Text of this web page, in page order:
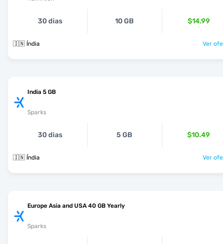
30 dias 10 GB $14.99
🇮🇳 Índia Ver
India 5 GB
Sparks
30 dias 5 GB $10.49
🇮🇳 Índia Ver
Europe Asia and USA 40 GB Yearly
Sparks